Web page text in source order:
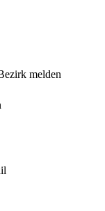
melden